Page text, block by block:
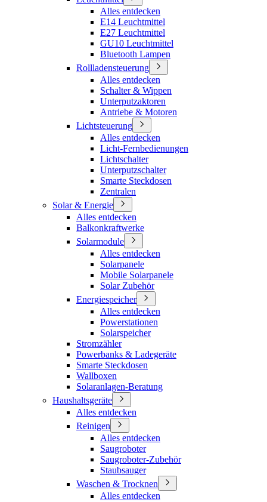
Alles entdecken
E14 Leuchtmittel
E27 Leuchtmittel
GU10 Leuchtmittel
Bluetooth Lampen
Rollladensteuerung
Alles entdecken
Schalter & Wippen
Unterputzaktoren
Antriebe & Motoren
Lichtsteuerung
Alles entdecken
Licht-Fernbedienungen
Lichtschalter
Unterputzschalter
Smarte Steckdosen
Zentralen
Solar & Energie
Alles entdecken
Balkonkraftwerke
Solarmodule
Alles entdecken
Solarpanele
Mobile Solarpanele
Solar Zubehör
Energiespeicher
Alles entdecken
Powerstationen
Solarspeicher
Stromzähler
Powerbanks & Ladegeräte
Smarte Steckdosen
Wallboxen
Solaranlagen-Beratung
Haushaltsgeräte
Alles entdecken
Reinigen
Alles entdecken
Saugroboter
Saugroboter-Zubehör
Staubsauger
Waschen & Trocknen
Alles entdecken